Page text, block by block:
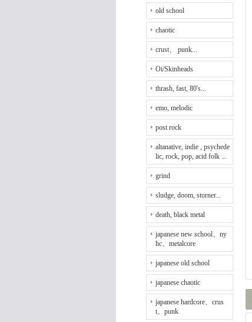
old school
chaotic
crust、 punk...
Oi/Skinheads
thrash, fast, 80's...
emo, melodic
post rock
altanative, indie , psychede
lic, rock, pop, acid folk ...
grind
sludge, doom, storner...
death, black metal
japanese new school、ny
hc、metalcore
japanese old school
japanese chaotic
japanese hardcore、crus
t、punk